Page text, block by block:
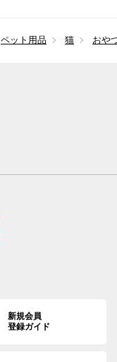
ペット用品 猫 おや
新規会員
登録ガイド